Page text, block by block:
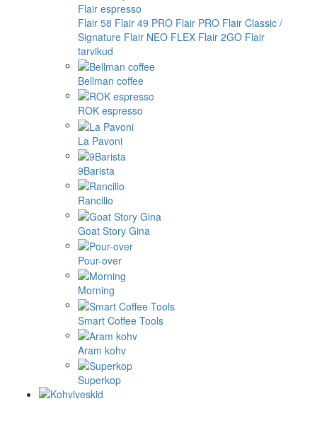
Flair espresso
Flair 58 Flair 49 PRO Flair PRO Flair Classic /
Signature Flair NEO FLEX Flair 2GO Flair
tarvikud
Bellman coffee
ROK espresso
La Pavoni
9Barista
Rancilio
Goat Story Gina
Pour-over
Morning
Smart Coffee Tools
Aram kohv
Superkop